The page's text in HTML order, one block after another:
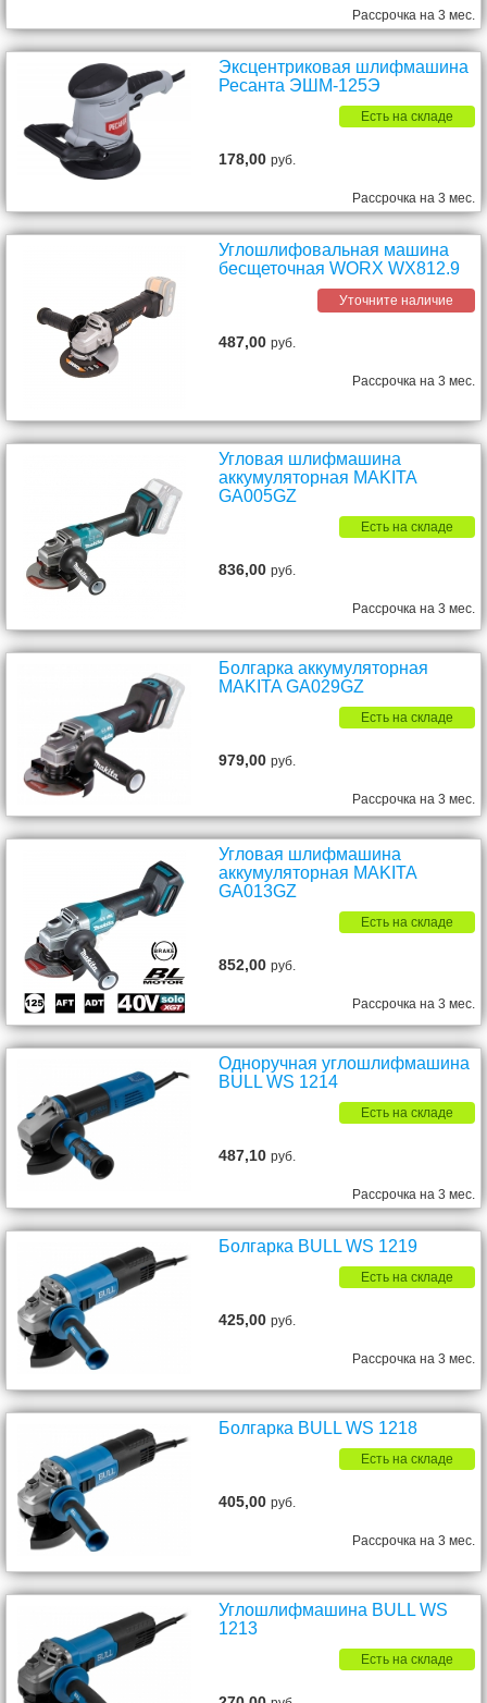
Рассрочка на 3 мес.
Эксцентриковая шлифмашина
Ресанта ЭШМ-125Э
Есть на складе
178,00руб.
Рассрочка на 3 мес.
Углошлифовальная машина
бесщеточная WORX WX812.9
Уточните наличие
487,00руб.
Рассрочка на 3 мес.
Угловая шлифмашина
аккумуляторная MAKITA
GA005GZ
Есть на складе
836,00руб.
Рассрочка на 3 мес.
Болгарка аккумуляторная
MAKITA GA029GZ
Есть на складе
979,00руб.
Рассрочка на 3 мес.
Угловая шлифмашина
аккумуляторная MAKITA
GA013GZ
Есть на складе
852,00руб.
Рассрочка на 3 мес.
Одноручная углошлифмашина
BULL WS 1214
Есть на складе
487,10руб.
Рассрочка на 3 мес.
Болгарка BULL WS 1219
Есть на складе
425,00руб.
Рассрочка на 3 мес.
Болгарка BULL WS 1218
Есть на складе
405,00руб.
Рассрочка на 3 мес.
Углошлифмашина BULL WS
1213
Есть на складе